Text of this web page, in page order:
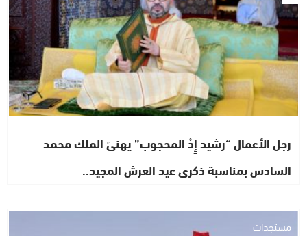
رجل الأعمال “رشيد إِدْ المحجوب” يهنئ الملك محمد
السادس بمناسبة ذكرى عيد العرش المجيد..
مستجدات